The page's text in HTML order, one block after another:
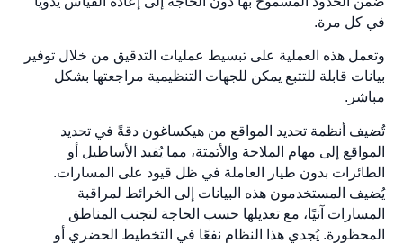
في كل مرة.
وتعمل هذه العملية على تبسيط عمليات التدقيق من خلال توفير
بيانات قابلة للتتبع يمكن للجهات التنظيمية مراجعتها بشكل
مباشر.
تُضيف أنظمة تحديد المواقع من هيكساغون دقةً في تحديد
المواقع إلى مهام الملاحة والأتمتة، مما يُفيد الأساطيل أو
الطائرات بدون طيار العاملة في ظل قيود على المسارات.
يُضيف المستخدمون هذه البيانات إلى الخرائط لمراقبة
المسارات آنيًا، مع تعديلها حسب الحاجة لتجنب المناطق
المحظورة. يُجدي هذا النظام نفعًا في التخطيط الحضري أو